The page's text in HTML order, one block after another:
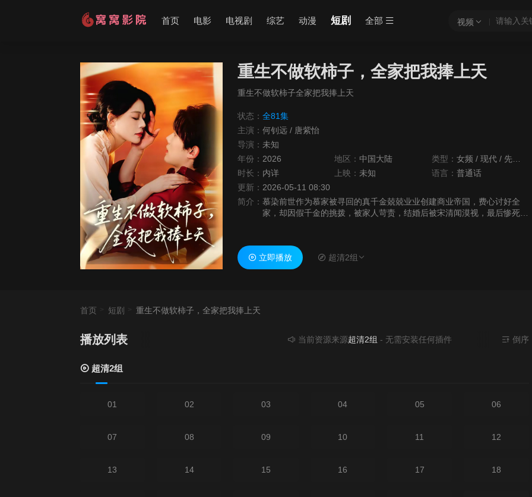
视频
首页 电影 电视剧 综艺 动漫 短剧 全部
重生不做软柿子，全家把我捧上天
重生不做软柿子全家把我捧上天
状态： 全81集
主演： 何钊远 / 唐紫怡
导演： 未知
年份： 2026 地区：中国大陆 类型： 女频 / 现代 / 先婚后爱
时长： 内详 上映： 未知 语言： 普通话
更新： 2026-05-11 08:30
简介： 慕染前世作为慕家被寻回的真千金兢兢业业创建商业帝国，费心讨好全
家，却因假千金的挑拨，被家人苛责，结婚后被宋清闻漠视，最后惨死只
制对这样的慕染产生感情。
立即播放
超清2组
首页 短剧 重生不做软柿子，全家把我捧上天
播放列表 当前资源来源超清2组- 无需安装任何插件 倒序
超清2组
01 02 03 04 05 06
07 08 09 10 11 12
13 14 15 16 17 18